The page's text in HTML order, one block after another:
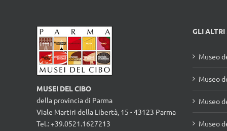
professionale da
parete
GLI ALTRI